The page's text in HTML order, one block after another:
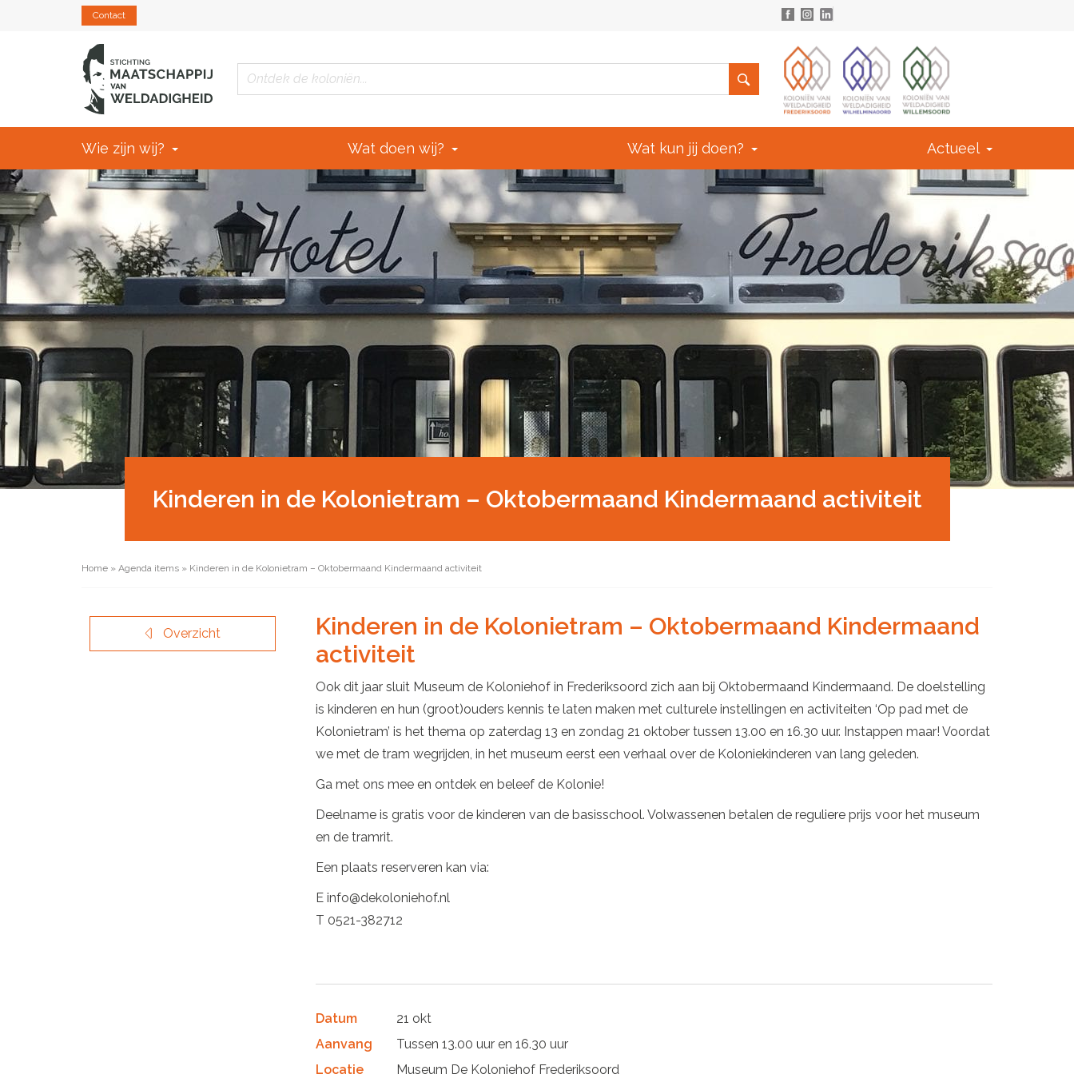
Contact
Wie zijn wij? Wat doen wij? Wat kun jij doen? Actueel
Kinderen in de Kolonietram – Oktobermaand Kindermaand activiteit
Home » Agenda items » Kinderen in de Kolonietram – Oktobermaand Kindermaand activiteit
Overzicht
Kinderen in de Kolonietram – Oktobermaand Kindermaand
activiteit
Ook dit jaar sluit Museum de Koloniehof in Frederiksoord zich aan bij Oktobermaand Kindermaand. De doelstelling
is kinderen en hun (groot)ouders kennis te laten maken met culturele instellingen en activiteiten ‘Op pad met de
Kolonietram’ is het thema op zaterdag 13 en zondag 21 oktober tussen 13.00 en 16.30 uur. Instappen maar! Voordat
we met de tram wegrijden, in het museum eerst een verhaal over de Koloniekinderen van lang geleden.
Ga met ons mee en ontdek en beleef de Kolonie!
Deelname is gratis voor de kinderen van de basisschool. Volwassenen betalen de reguliere prijs voor het museum
en de tramrit.
Een plaats reserveren kan via:
E info@dekoloniehof.nl
T 0521-382712
Datum
21 okt
Aanvang
Tussen 13.00 uur en 16.30 uur
Locatie
Museum De Koloniehof Frederiksoord